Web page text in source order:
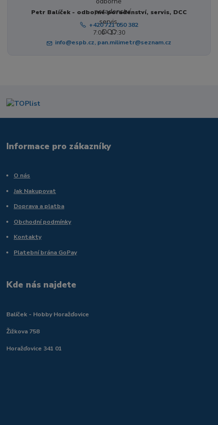
Petr Balíček - odborné poradenství, servis, DCC
+420 721 050 382
7:00 - 17:30
info@espb.cz, pan.milimetr@seznam.cz
Informace pro zákazníky
O nás
Jak Nakupovat
Doprava a platba
Obchodní podmínky
Kontakty
Platební brána GoPay
Kde nás najdete
Balíček - Hobby Horažďovice
Žižkova 758
Horažďovice 341 01